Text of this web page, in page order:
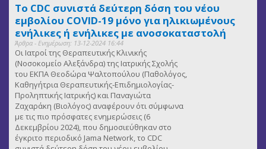
Το CDC συνιστά δεύτερη δόση του νέου
εμβολίου COVID-19 μόνο για ηλικιωμένους
ενήλικες ή ενήλικες με ανοσοκαταστολή
Άρθρα - Ενημέρωση: 13-12-2024 16:44
Οι Ιατροί της Θεραπευτικής Κλινικής
(Νοσοκομείο Αλεξάνδρα) της Ιατρικής Σχολής
του ΕΚΠΑ Θεοδώρα Ψαλτοπούλου (Παθολόγος,
Καθηγήτρια Θεραπευτικής-Επιδημιολογίας-
Προληπτικής Ιατρικής) και Παναγιώτα
Ζαχαράκη (Βιολόγος) αναφέρουν ότι σύμφωνα
με τις πιο πρόσφατες ενημερώσεις (6
Δεκεμβρίου 2024), που δημοσιεύθηκαν στο
έγκριτο περιοδικό Jama Network, το CDC